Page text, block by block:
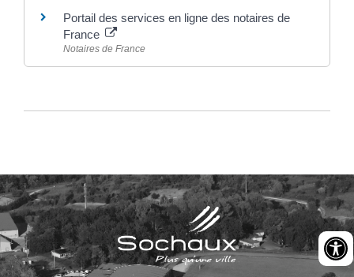
Portail des services en ligne des notaires de
France
Notaires de France